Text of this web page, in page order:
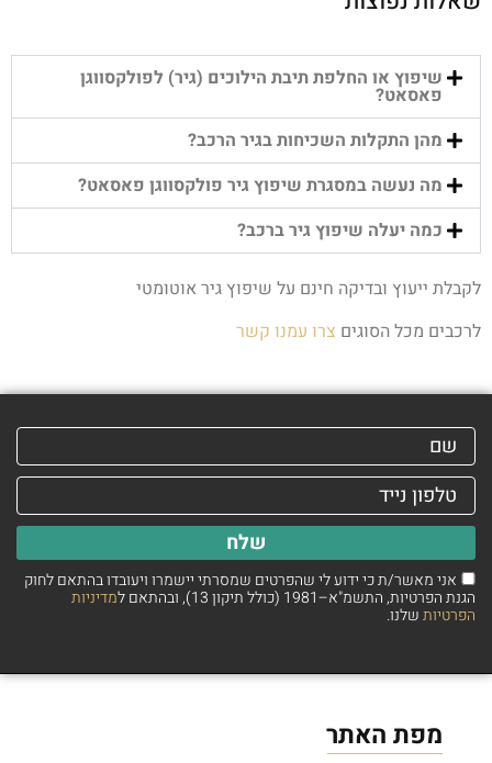
שיפוץ או החלפת תיבת הילוכים (גיר) לפולקסווגן
פאסאט?
מהן התקלות השכיחות בגיר הרכב?
מה נעשה במסגרת שיפוץ גיר פולקסווגן פאסאט?
כמה יעלה שיפוץ גיר ברכב?
לקבלת ייעוץ ובדיקה חינם על שיפוץ גיר אוטומטי
לרכבים מכל הסוגים צרו עמנו קשר
אני מאשר/ת כי ידוע לי שהפרטים שמסרתי יישמרו ויעובדו בהתאם לחוק
הגנת הפרטיות, התשמ"א–1981 (כולל תיקון 13), ובהתאם ל מדיניות
הפרטיותשלנו.
שלח
מפת האתר